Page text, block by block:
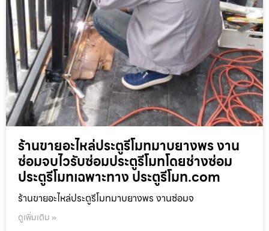
ร้านขายอะไหล่ประตูรีโมทมาบยางพร งาน
ซ่อมจบไวรับซ่อมประตูรีโมทโดยช่างซ่อม
ประตูรีโมทเฉพาะทาง ประตูรีโมท.com
ร้านขายอะไหล่ประตูรีโมทมาบยางพร งานซ่อมจ
ดูเพิ่มเติม »